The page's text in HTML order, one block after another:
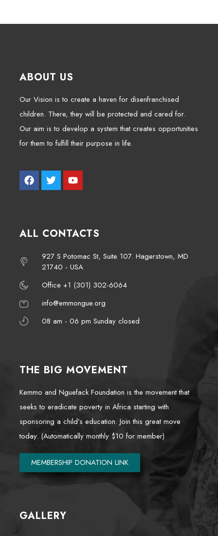
ABOUT US
Our Vision is to create a haven for disenfranchised
children. There, they will be protected and cared for.
Our aim is to develop a system that creates opportunities
for them to fulfill their purpose in life.
ALL CONTACTS
927 S Potomac St, Suite 107. Hagerstown, MD
21740 - USA
Office +1 (301) 302-6064
info@emmongue.org
08 am - 06 pm Sunday closed
THE BIG MOVEMENT
Kemmo and Nguefack Foundation is the movement that
seeks to eradicate poverty in Africa starting with
sponsoring a child’s education. Join this great move
today. (Automatically monthly $10 for member)
MEMBERSHIP DONATION LINK
GALLERY